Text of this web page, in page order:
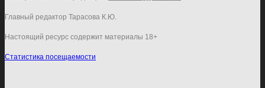
Главный редактор Тарасова К.Ю.
Настоящий ресурс содержит материалы 18+
Статистика посещаемости